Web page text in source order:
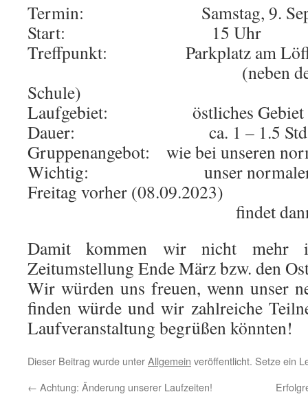
Termin: Samstag, 9.
Start: 15 Uhr
Treffpunkt: Parkplatz am
(neben der
Schule)
Laufgebiet: östliches Gebiet
Dauer: ca. 1 – 1.5
Gruppenangebot: wie bei unseren
Wichtig: unser normaler
Freitag vorher (08.09.2023)
findet dann
Damit kommen wir nicht
Zeitumstellung Ende März bzw. den
Wir würden uns freuen, wenn unser
finden würde und wir zahlreiche
Laufveranstaltung begrüßen könnten!
Dieser Beitrag wurde unterAllgemein veröffentlicht. Setze ein
← Achtung: Änderung unserer Laufzeiten!